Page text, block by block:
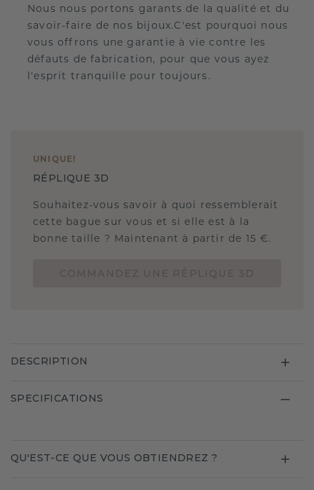
Nous nous portons garants de la qualité et du
savoir-faire de nos bijoux.C'est pourquoi nous
vous offrons une garantie à vie contre les
défauts de fabrication, pour que vous ayez
l'esprit tranquille pour toujours.
UNIQUE !
RÉPLIQUE 3D
Souhaitez-vous savoir à quoi ressemblerait
cette bague sur vous et si elle est à la
bonne taille ? Maintenant à partir de 15 €.
DESCRIPTION
SPECIFICATIONS
QU'EST-CE QUE VOUS OBTIENDREZ ?